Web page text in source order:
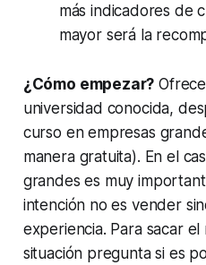
más indicadores de
mayor será la
¿Cómo empezar?
universidad conocida,
curso en empresas
manera gratuita). En el
grandes es muy
intención no es vender
experiencia. Para sacar
situación pregunta si es